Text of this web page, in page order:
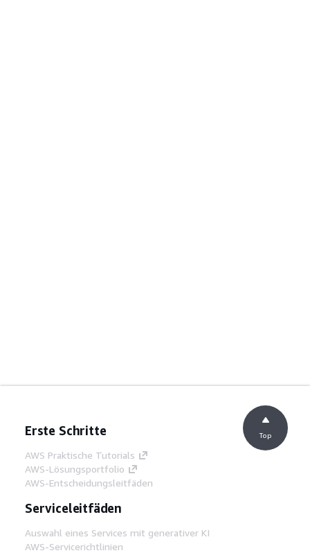
Erste Schritte
AWS Praktische Tutorials
AWS-Lösungsportfolio
AWS-Entscheidungsleitfäden
Serviceleitfäden
Auswahl eines Services mit generativer KI
AWS-Servicerichtlinien
Top